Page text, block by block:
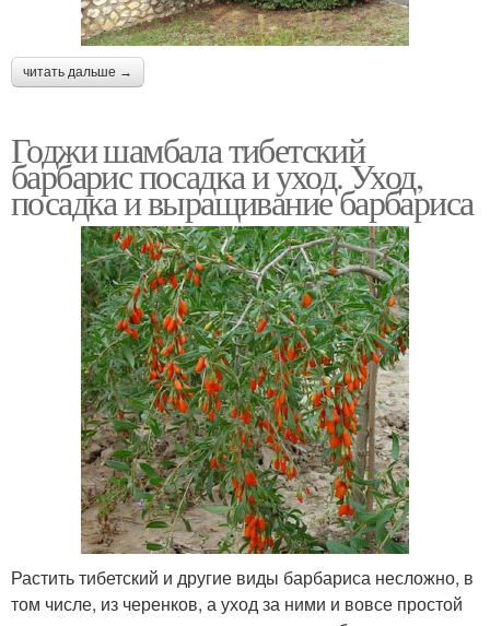
читать дальше →
Годжи шамбала тибетский
барбарис посадка и уход. Уход,
посадка и выращивание барбариса
Растить тибетский и другие виды барбариса несложно, в
том числе, из черенков, а уход за ними и вовсе простой